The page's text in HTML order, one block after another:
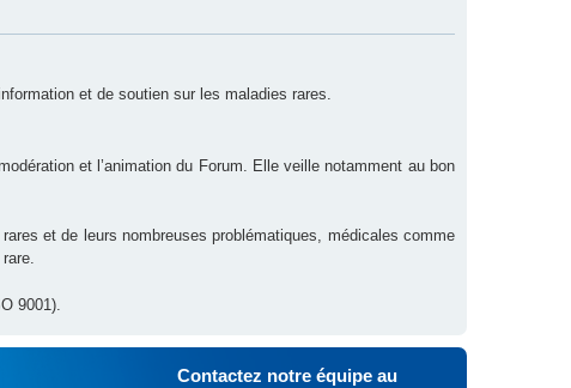
et de soutien sur les maladies rares.
et l’animation du Forum. Elle veille notamment au bon
et de leurs nombreuses problématiques, médicales comme
9001).
Contactez notre équipe au